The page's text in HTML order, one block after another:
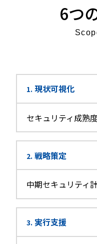
6つ
1. 現状可視化
セキュリティ成熟
2. 戦略策定
中期セキュリティ
3. 実行支援